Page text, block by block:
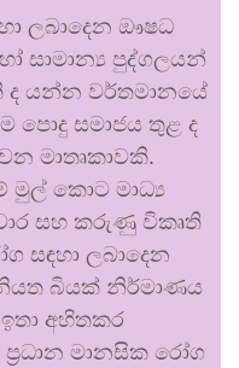
ලබාදෙන ඖෂධ
සාමාන්‍ය පුද්ගලයන්
ද යන්න වර්තමානයේ
සමාජය තුළ ද
මාතෘකාවකි.
මුල් කොට මාධ්‍ය
සහ කරුණු විකෘති
සඳහා ලබාදෙන
බියක් නිර්මාණය
අහිතකර
මානසික රෝග